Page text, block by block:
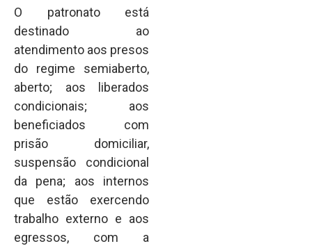
O patronato está
destinado ao
atendimento aos presos
do regime semiaberto,
aberto; aos liberados
condicionais; aos
beneficiados com
prisão domiciliar,
suspensão condicional
da pena; aos internos
que estão exercendo
trabalho externo e aos
egressos, com a